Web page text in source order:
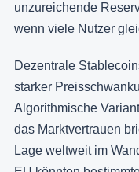
unzureichende
wenn viele Nutzer
Dezentrale
starker
Algorithmische
das Marktvertrauen
Lage weltweit im